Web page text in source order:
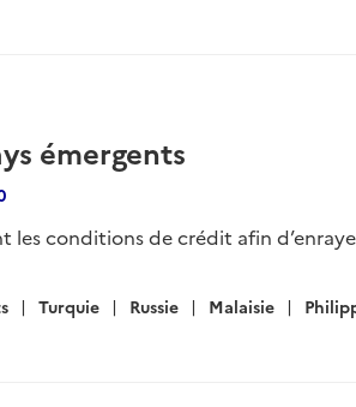
émergents
les conditions de crédit afin
Turquie Russie Malaisie